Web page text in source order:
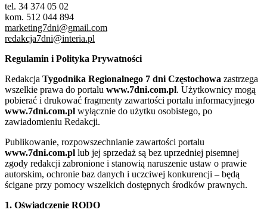
tel. 34 374 05 02
kom. 512 044 894
marketing7dni@gmail.com
redakcja7dni@interia.pl
Regulamin i Polityka Prywatności
Redakcja Tygodnika Regionalnego 7 dni Częstochowa zastrzega
wszelkie prawa do portalu www.7dni.com.pl. Użytkownicy mogą
pobierać i drukować fragmenty zawartości portalu informacyjnego
www.7dni.com.pl wyłącznie do użytku osobistego, po
zawiadomieniu Redakcji.
Publikowanie, rozpowszechnianie zawartości portalu
www.7dni.com.pl lub jej sprzedaż są bez uprzedniej pisemnej
zgody redakcji zabronione i stanowią naruszenie ustaw o prawie
autorskim, ochronie baz danych i uczciwej konkurencji – będą
ścigane przy pomocy wszelkich dostępnych środków prawnych.
1. Oświadczenie RODO